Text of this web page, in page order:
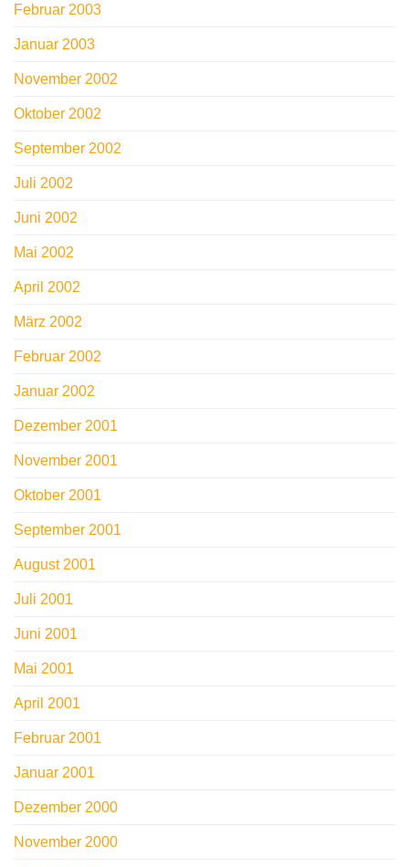
Februar 2003
Januar 2003
November 2002
Oktober 2002
September 2002
Juli 2002
Juni 2002
Mai 2002
April 2002
März 2002
Februar 2002
Januar 2002
Dezember 2001
November 2001
Oktober 2001
September 2001
August 2001
Juli 2001
Juni 2001
Mai 2001
April 2001
Februar 2001
Januar 2001
Dezember 2000
November 2000